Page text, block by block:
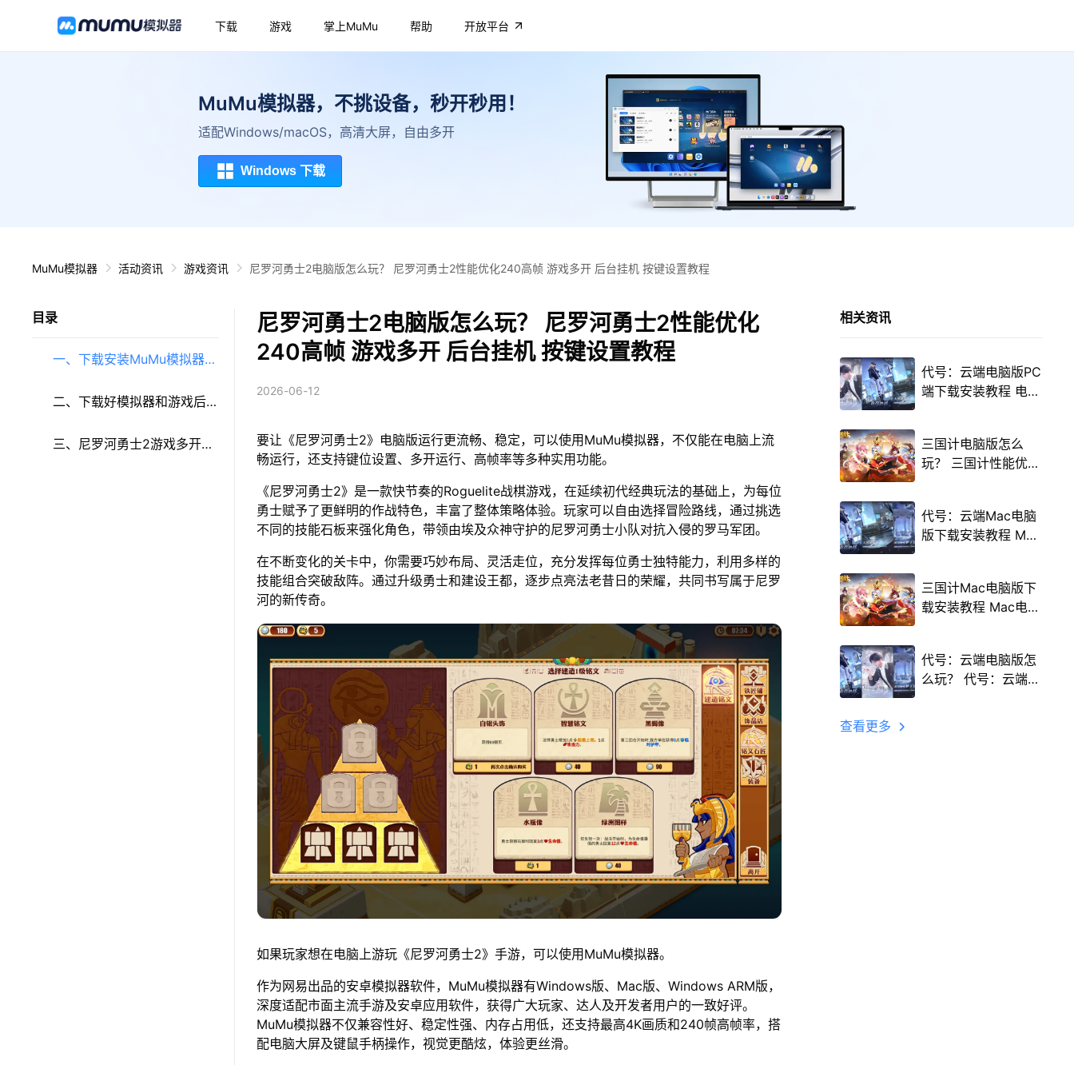
下载 游戏 掌上MuMu 帮助 开放平台
MuMu模拟器，不挑设备，秒开秒用！
适配Windows/macOS，高清大屏，自由多开
Windows 下载
MuMu模拟器 活动资讯 游戏资讯 尼罗河勇士2电脑版怎么玩？ 尼罗河勇士2性能优化240高帧 游戏多开 后台挂机 按键设置教程
目录
一、下载安装MuMu模拟器和
《尼罗河勇士2》
二、下载好模拟器和游戏后
再参考以下步骤进行设置：
三、尼罗河勇士2游戏多开和
尼罗河勇士2电脑版怎么玩？ 尼罗河勇士2性能优化
240高帧 游戏多开 后台挂机 按键设置教程
2026-06-12
要让《尼罗河勇士2》电脑版运行更流畅、稳定，可以使用MuMu模拟器，不仅能在电脑上流
畅运行，还支持键位设置、多开运行、高帧率等多种实用功能。
《尼罗河勇士2》是一款快节奏的Roguelite战棋游戏，在延续初代经典玩法的基础上，为每位
勇士赋予了更鲜明的作战特色，丰富了整体策略体验。玩家可以自由选择冒险路线，通过挑选
不同的技能石板来强化角色，带领由埃及众神守护的尼罗河勇士小队对抗入侵的罗马军团。
在不断变化的关卡中，你需要巧妙布局、灵活走位，充分发挥每位勇士独特能力，利用多样的
技能组合突破敌阵。通过升级勇士和建设王都，逐步点亮法老昔日的荣耀，共同书写属于尼罗
河的新传奇。
如果玩家想在电脑上游玩《尼罗河勇士2》手游，可以使用MuMu模拟器。
作为网易出品的安卓模拟器软件，MuMu模拟器有Windows版、Mac版、Windows ARM版，
深度适配市面主流手游及安卓应用软件，获得广大玩家、达人及开发者用户的一致好评。
MuMu模拟器不仅兼容性好、稳定性强、内存占用低，还支持最高4K画质和240帧高帧率，搭
配电脑大屏及键鼠手柄操作，视觉更酷炫，体验更丝滑。
相关资讯
代号：云端电脑版PC
端下载安装教程 电脑
三国计电脑版怎么
玩？ 三国计性能优化
程
代号：云端Mac电脑
版下载安装教程 Mac
三国计Mac电脑版下
载安装教程 Mac电脑
代号：云端电脑版怎
么玩？ 代号：云端性
查看更多